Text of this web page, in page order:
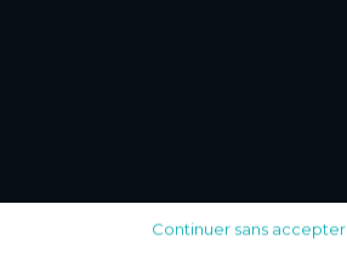
Continuer sans accepter